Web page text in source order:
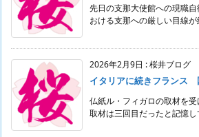
先日の支那大使館への現職
おける支那への厳しい目線が
2026年2月9日 :桜井ブログ
イタリアに続きフランス
仏紙ル・フィガロの取材を
取材は三回目だったと記憶し